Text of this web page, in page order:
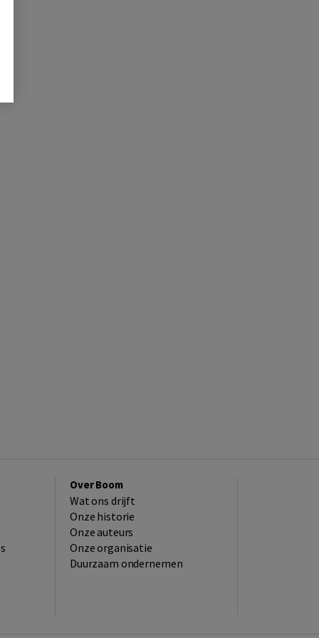
Over Boom
Wat ons drijft
Onze historie
Onze auteurs
Onze organisatie
Duurzaam ondernemen